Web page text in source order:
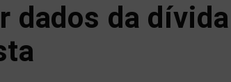
dados da dívida